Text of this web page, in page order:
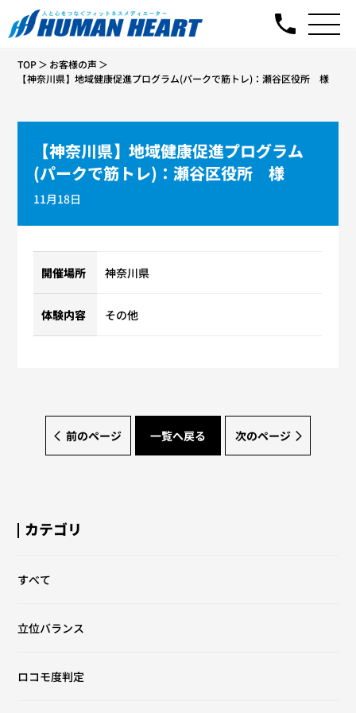
TOP
お客様の声
【神奈川県】地域健康促進プログラム(パークで筋トレ)：瀬谷区役所 様
【神奈川県】地域健康促進プログラム
(パークで筋トレ)：瀬谷区役所 様
11月18日
開催場所 神奈川県
体験内容 その他
前のページ 一覧へ戻る 次のページ
カテゴリ
すべて
立位バランス
ロコモ度判定